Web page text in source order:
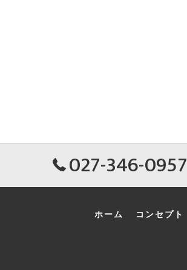
027-346-0957
ホーム コンセプト